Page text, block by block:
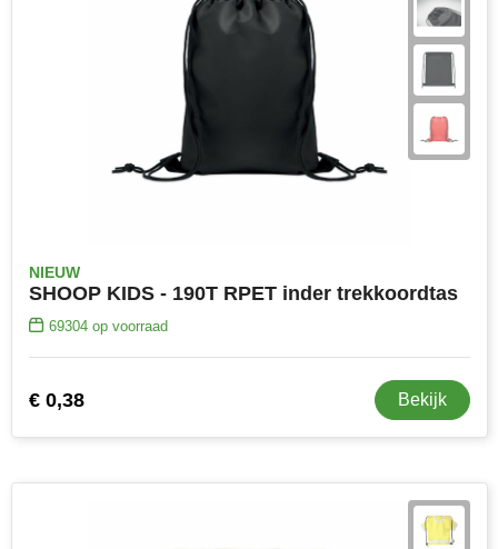
NIEUW
SHOOP KIDS - 190T RPET inder trekkoordtas
69304op voorraad
€ 0,38 Bekijk